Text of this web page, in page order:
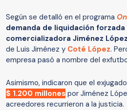
Según se detalló en el programa
demanda de liquidación
comercializadora Jiménez
de Luis Jiménez y Coté López.
empresa pasó a nombre del
Asimismo, indicaron que el
$ 1.200 millones por Jiménez
acreedores recurrieron a la justicia.